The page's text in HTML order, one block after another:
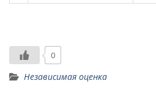
0
Независимая оценка